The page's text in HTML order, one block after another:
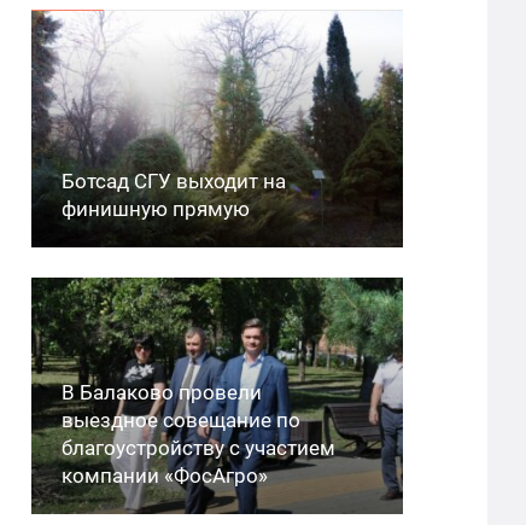
Ботсад СГУ выходит на
финишную прямую
В Балаково провели
выездное совещание по
благоустройству с участием
компании «ФосАгро»